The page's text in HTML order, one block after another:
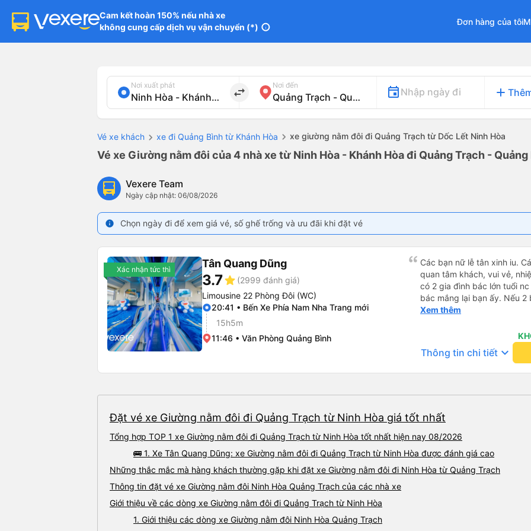
Cam kết hoàn 150% nếu nhà xe
không cung cấp dịch vụ vận chuyển (*) info
Đơn hàng của tôi
Nơi xuất phát
import_export
Nơi đến
Nhập ngày đi add
Vé xe khách xe đi Quảng Bình từ Khánh Hòa xe giường nằm đôi đi Quảng Trạch từ Dốc Lết Ninh Hòa
Vé xe Giường nằm đôi của 4 nhà xe từ Ninh Hòa - Khánh Hòa đi Quảng Trạch - Quảng
Vexere Team
Ngày cập nhật: 06/08/2026
info Chọn ngày đi để xem giá vé, số ghế trống và ưu đãi khi đặt vé
Xác nhận tức thì Tân Quang Dũng
3.7star (2999 đánh giá)
Limousine 22 Phòng Đôi (WC)
20:41 • Bến Xe Phía Nam Nha Trang mới
15h5m
11:46 • Văn Phòng Quảng Bình
Các bạn nữ lễ tân xinh iu.
quan tâm khách, vui vẻ, nhiệt tình. Trong
có 2 gia đình bác lớn tuổi
bác mắng lại bạn ấy. Nếu
ngược lại nha. Bạn ấy nhắc
nhau xuất hiện trong giấc mơ của mình luôn. Nên nếu
bị phản ánh thì đừng trừ
thì bảo bạn ấy liên hệ sđt
(một mình) yêu luôn.
10/10.
Xem thêm
Thông tin chi tiết keyboard_arrow_down
Đặt vé xe Giường nằm đôi đi Quảng Trạch từ Ninh Hòa giá tốt nhất
Tổng hợp TOP 1 xe Giường nằm đôi đi Quảng Trạch từ Ninh Hòa tốt nhất hiện nay 08/2026
🚌 1. Xe Tân Quang Dũng: xe Giường nằm đôi đi Quảng Trạch từ Ninh Hòa được đánh giá cao
Những thắc mắc mà hàng khách thường gặp khi đặt xe Giường nằm đôi đi Ninh Hòa từ Quảng Trạch
Thông tin đặt vé xe Giường nằm đôi Ninh Hòa Quảng Trạch của các nhà xe
Giới thiệu về các dòng xe Giường nằm đôi đi Quảng Trạch từ Ninh Hòa
1. Giới thiệu các dòng xe Giường nằm đôi Ninh Hòa Quảng Trạch